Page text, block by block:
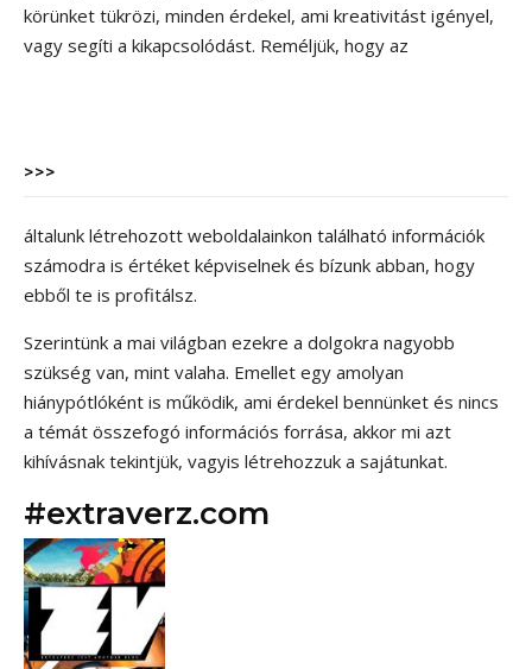
körünket tükrözi, minden érdekel, ami kreativitást igényel,
vagy segíti a kikapcsolódást. Reméljük, hogy az
>>>
általunk létrehozott weboldalainkon található információk
számodra is értéket képviselnek és bízunk abban, hogy
ebből te is profitálsz.
Szerintünk a mai világban ezekre a dolgokra nagyobb
szükség van, mint valaha. Emellet egy amolyan
hiánypótlóként is működik, ami érdekel bennünket és nincs
a témát összefogó információs forrása, akkor mi azt
kihívásnak tekintjük, vagyis létrehozzuk a sajátunkat.
#extraverz.com